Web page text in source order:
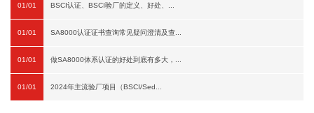
01/01 BSCI认证、BSCI验厂的定义、好处、...
01/01 SA8000认证证书查询常见疑问澄清及查...
01/01 做SA8000体系认证的好处到底有多大，...
01/01 2024年主流验厂项目（BSCI/Sed...